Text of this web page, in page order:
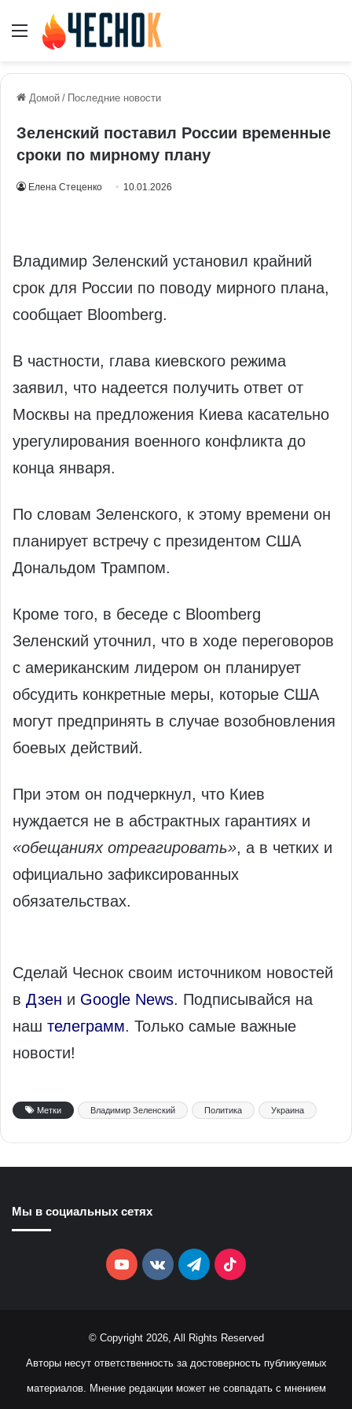
Меню
Домой / Последние новости
Зеленский поставил России временные
сроки по мирному плану
Елена Стеценко 10.01.2026
Владимир Зеленский установил крайний
срок для России по поводу мирного плана,
сообщает Bloomberg.
В частности, глава киевского режима
заявил, что надеется получить ответ от
Москвы на предложения Киева касательно
урегулирования военного конфликта до
конца января.
По словам Зеленского, к этому времени он
планирует встречу с президентом США
Дональдом Трампом.
Кроме того, в беседе с Bloomberg
Зеленский уточнил, что в ходе переговоров
с американским лидером он планирует
обсудить конкретные меры, которые США
могут предпринять в случае возобновления
боевых действий.
При этом он подчеркнул, что Киев
нуждается не в абстрактных гарантиях и
«обещаниях отреагировать», а в четких и
официально зафиксированных
обязательствах.
Сделай Чеснок своим источником новостей
в Дзен и Google News. Подписывайся на
наш телеграмм. Только самые важные
новости!
Метки Владимир Зеленский Политика Украина
Мы в социальных сетях
YouTubevk.comTelegramTikTok
© Copyright 2026, All Rights Reserved
Авторы несут ответственность за достоверность публикуемых
материалов. Мнение редакции может не совпадать с мнением